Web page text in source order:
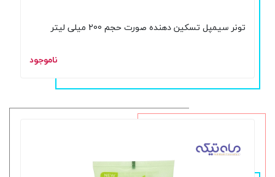
تونر سیمپل تسکین دهنده صورت حجم 200 میلی لیتر
ناموجود